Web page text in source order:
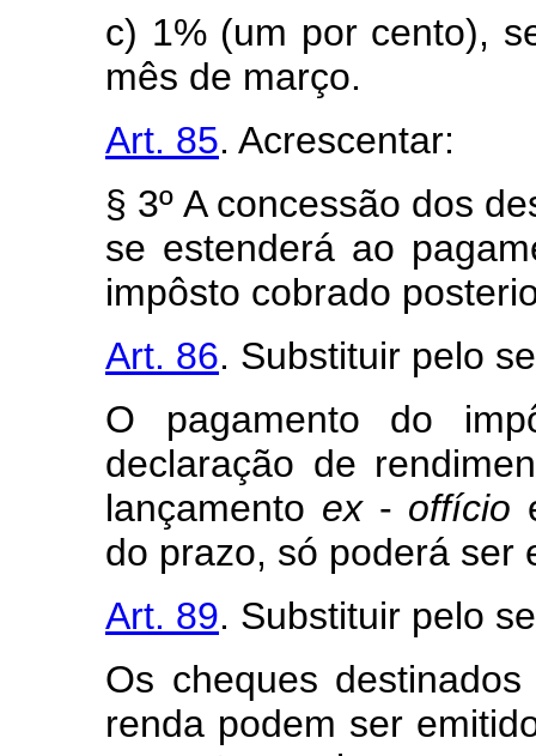
c) 1% (um por cento),
mês de março.
Art. 85. Acrescentar:
§ 3º A concessão dos
se estenderá ao
impôsto cobrado
Art. 86. Substituir pelo
O pagamento do
declaração de
lançamento ex- offício
do prazo, só poderá ser
Art. 89. Substituir pelo
Os cheques
renda podem ser